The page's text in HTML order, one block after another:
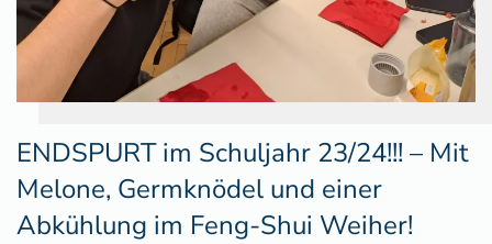
ENDSPURT im Schuljahr 23/24!!! – Mit
Melone, Germknödel und einer
Abkühlung im Feng-Shui Weiher!